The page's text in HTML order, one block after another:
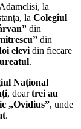
Adamclisi, la
la Colegiul
din
din
elevi din fiecare
.
Național
, doartrei au
„Ovidius”, unde
.